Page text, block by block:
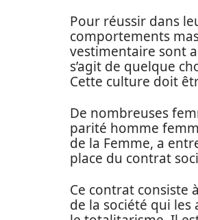
Pour réussir dans
comportements
vestimentaire sont
s’agit de quelque
Cette culture doit
De nombreuses
parité homme
de la Femme, a
place du contrat
Ce contrat consiste
de la société qui